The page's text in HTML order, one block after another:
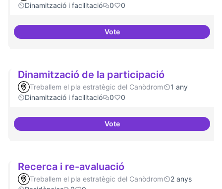
Dinamització i facilitació
0 0
VoteEspai grades democràtiques
Dinamització de la participació
Treballem el pla estratègic del Canòdrom
1 any
Dinamització i facilitació
0 0
VoteDinamització de la participació
Recerca i re-avaluació
Treballem el pla estratègic del Canòdrom
2 anys